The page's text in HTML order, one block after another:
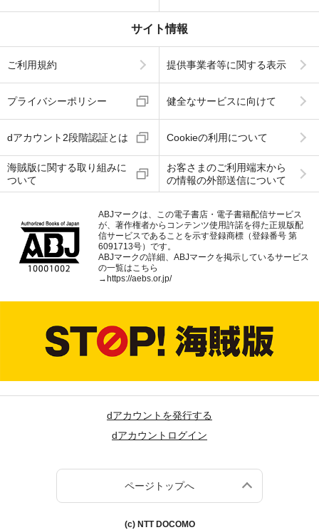
サイト情報
ご利用規約 提供事業者等に関する表示
プライバシーポリシー 健全なサービスに向けて
dアカウント2段階認証とは Cookieの利用について
海賊版に関する取り組みに
ついて
お客さまのご利用端末から
の情報の外部送信について
ABJマークは、この電子書店・電子書籍配信サービス
が、著作権者からコンテンツ使用許諾を得た正規版配
信サービスであることを示す登録商標（登録番号 第
6091713号）です。
ABJマークの詳細、ABJマークを掲示しているサービス
の一覧はこちら
→https://aebs.or.jp/
dアカウントを発行する
dアカウントログイン
ページトップへ
(c) NTT DOCOMO